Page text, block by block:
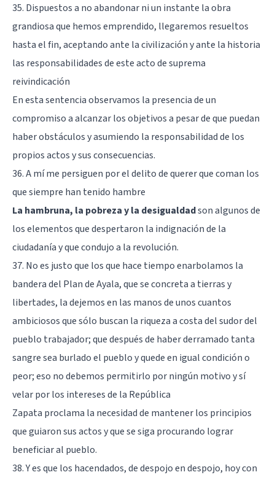
35. Dispuestos a no abandonar ni un instante la obra
grandiosa que hemos emprendido, llegaremos resueltos
hasta el fin, aceptando ante la civilización y ante la historia
las responsabilidades de este acto de suprema
reivindicación
En esta sentencia observamos la presencia de un
compromiso a alcanzar los objetivos a pesar de que puedan
haber obstáculos y asumiendo la responsabilidad de los
propios actos y sus consecuencias.
36. A mí me persiguen por el delito de querer que coman los
que siempre han tenido hambre
La hambruna, la pobreza y la desigualdadson algunos de
los elementos que despertaron la indignación de la
ciudadanía y que condujo a la revolución.
37. No es justo que los que hace tiempo enarbolamos la
bandera del Plan de Ayala, que se concreta a tierras y
libertades, la dejemos en las manos de unos cuantos
ambiciosos que sólo buscan la riqueza a costa del sudor del
pueblo trabajador; que después de haber derramado tanta
sangre sea burlado el pueblo y quede en igual condición o
peor; eso no debemos permitirlo por ningún motivo y sí
velar por los intereses de la República
Zapata proclama la necesidad de mantener los principios
que guiaron sus actos y que se siga procurando lograr
beneficiar al pueblo.
38. Y es que los hacendados, de despojo en despojo, hoy con